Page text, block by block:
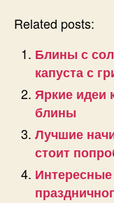
Related posts:
Блины с
капуста с
Яркие идеи
блины
Лучшие
стоит